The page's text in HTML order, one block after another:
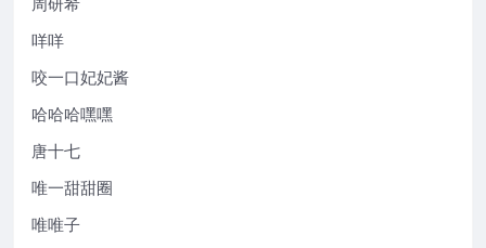
咩咩
咬一口妃妃酱
哈哈哈嘿嘿
唐十七
唯一甜甜圈
唯唯子